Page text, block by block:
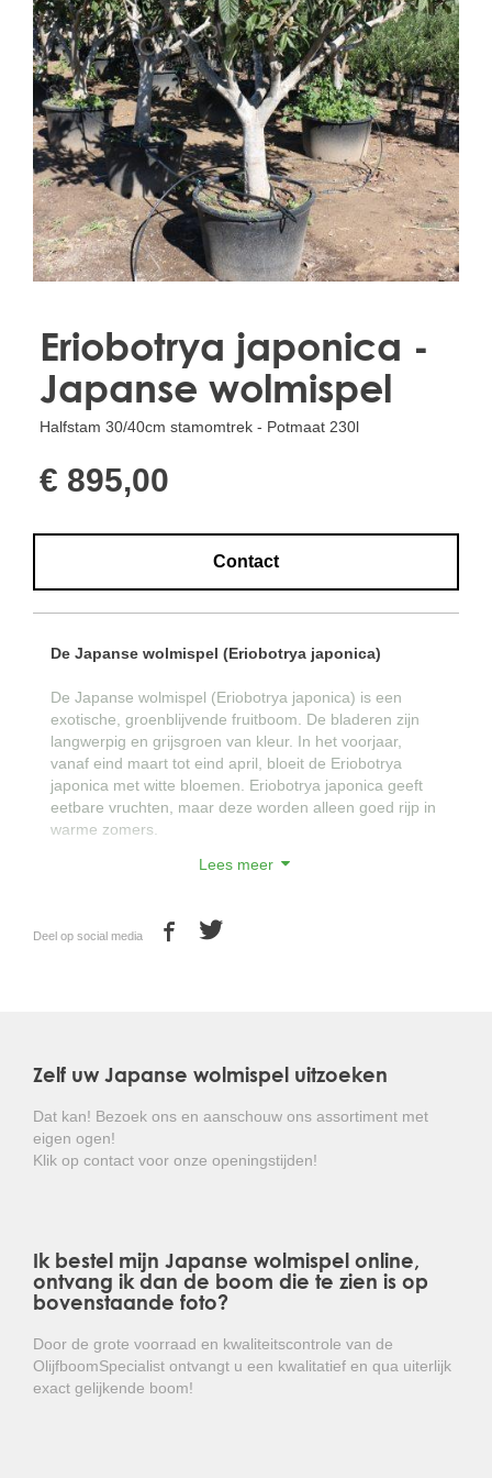
Treesafe
VORSTBESCHERMINGVOORBOMEN.NL
WINTERSCHUTZFUERBAEUME.DE
FROSTPROTECTIONFORTREES.CO.UK
Terracotta
TERRACOTTA.NL
TERRACOTTA.BE
TERRAKOTTA.DE
Eriobotrya japonica -
Japanse wolmispel
Halfstam 30/40cm stamomtrek - Potmaat 230l
€ 895,00
Contact
De Japanse wolmispel (Eriobotrya japonica)
De Japanse wolmispel (Eriobotrya japonica) is een
exotische, groenblijvende fruitboom. De bladeren zijn
langwerpig en grijsgroen van kleur. In het voorjaar,
vanaf eind maart tot eind april, bloeit de Eriobotrya
japonica met witte bloemen. Eriobotrya japonica geeft
eetbare vruchten, maar deze worden alleen goed rijp in
warme zomers.
Lees meer
Deel op social media
Zelf uw Japanse wolmispel uitzoeken
Dat kan! Bezoek ons en aanschouw ons assortiment met
eigen ogen!
Klik op contact voor onze openingstijden!
Ik bestel mijn Japanse wolmispel online,
ontvang ik dan de boom die te zien is op
bovenstaande foto?
Door de grote voorraad en kwaliteitscontrole van de
OlijfboomSpecialist ontvangt u een kwalitatief en qua uiterlijk
exact gelijkende boom!